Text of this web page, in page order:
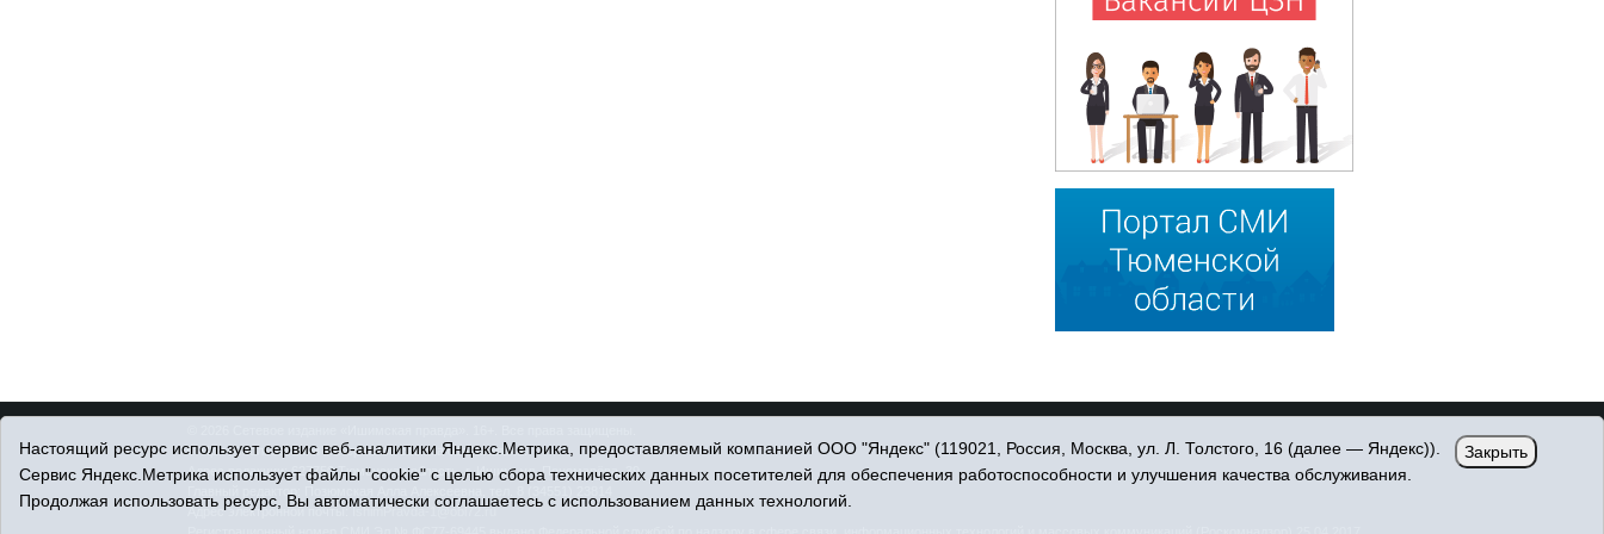
© При использовании материалов ссылка обязательна.
Адрес редакции: 627750 Тюменская область, г. Ишим, ул. Пономарёва, 39.
Адрес электронной почты:IshimPravda-1@obl72.ru
Настоящий ресурс использует сервис веб-аналитики Яндекс.Метрика, предоставляемый компанией ООО "Яндекс" (119021, Россия, Москва, ул. Л. Толстого, 16 (далее — Яндекс)).
Сервис Яндекс.Метрика использует файлы "cookie" с целью сбора технических данных посетителей для обеспечения работоспособности и улучшения качества обслуживания.
Продолжая использовать ресурс, Вы автоматически соглашаетесь с использованием данных технологий.
Закрыть